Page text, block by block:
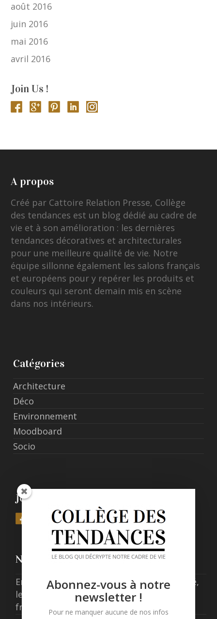
août 2016
juin 2016
mai 2016
avril 2016
Join Us !
A propos
Créé par Cattoire Relation Presse, Collège
des tendances est un blog dédié au cadre de
vie et à son amélioration : les dernières
tendances décoratives et architecturales
pour une meilleure qualité de vie. Notre
équipe sillonne également les salons français
et européens pour y repérer les produits et
couleurs qui seront demain mis en scène
dans nos intérieurs.
Catégories
Architecture
Déco
Environnement
Moodboard
Socio
Join Us
Nos derniers posts
Entre expérience, confort et responsabilité,
les nouveaux standards de l’hôtellerie
française
Abonnez-vous à notre
newsletter !
Pour ne manquer aucune de nos infos